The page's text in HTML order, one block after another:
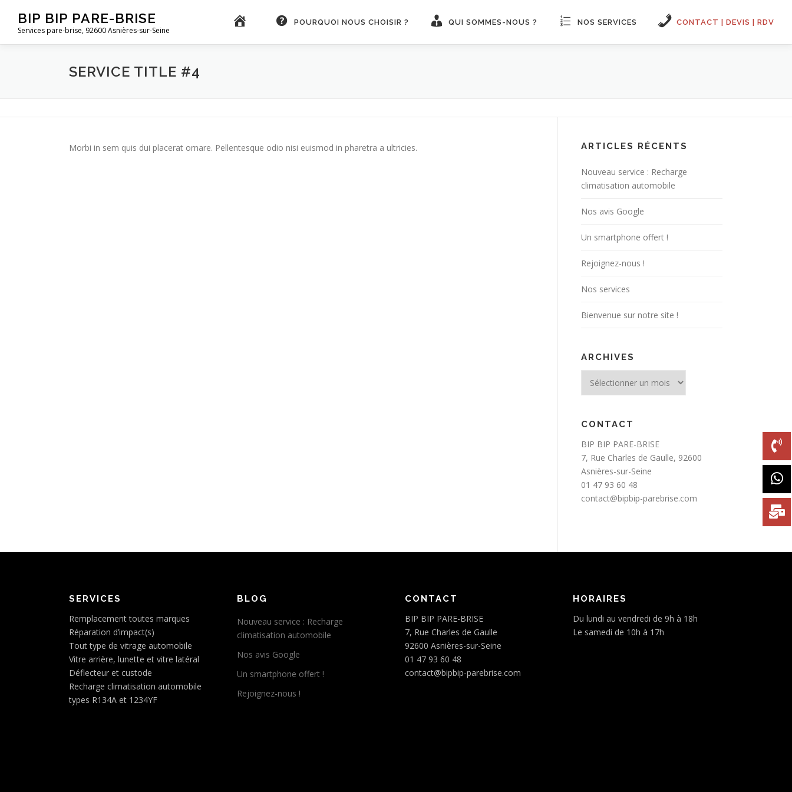
contenu
BIP BIP PARE-BRISE
Services pare-brise, 92600 Asnières-sur-Seine
POURQUOI NOUS CHOISIR ? QUI SOMMES-NOUS ? NOS SERVICES CONTACT | DEVIS | RDV
SERVICE TITLE #4
Morbi in sem quis dui placerat ornare. Pellentesque odio nisi euismod in pharetra a ultricies. ARTICLES RÉCENTS
Nouveau service : Recharge
climatisation automobile
Nos avis Google
Un smartphone offert !
Rejoignez-nous !
Nos services
Bienvenue sur notre site !
ARCHIVES
CONTACT
BIP BIP PARE-BRISE
7, Rue Charles de Gaulle, 92600
Asnières-sur-Seine
01 47 93 60 48
contact@bipbip-parebrise.com
SERVICES
Remplacement toutes marques
Réparation d’impact(s)
Tout type de vitrage automobile
Vitre arrière, lunette et vitre latéral
Déflecteur et custode
Recharge climatisation automobile
types R134A et 1234YF
BLOG
Nouveau service : Recharge
climatisation automobile
Nos avis Google
Un smartphone offert !
Rejoignez-nous !
CONTACT
BIP BIP PARE-BRISE
7, Rue Charles de Gaulle
92600 Asnières-sur-Seine
01 47 93 60 48
contact@bipbip-parebrise.com
HORAIRES
Du lundi au vendredi de 9h à 18h
Le samedi de 10h à 17h